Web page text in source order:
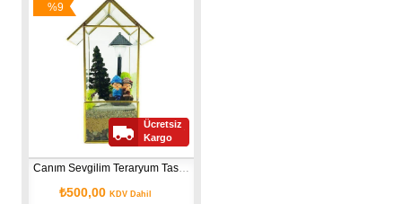
Canım Sevgilim Teraryum Tasarımı-2
₺500,00KDV Dahil
%9
Ücretsiz
Kargo